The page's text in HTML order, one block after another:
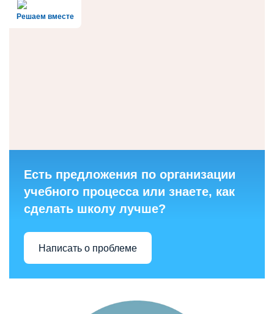
Решаем вместе
Есть предложения по организации
учебного процесса или знаете, как
сделать школу лучше?
Написать о проблеме